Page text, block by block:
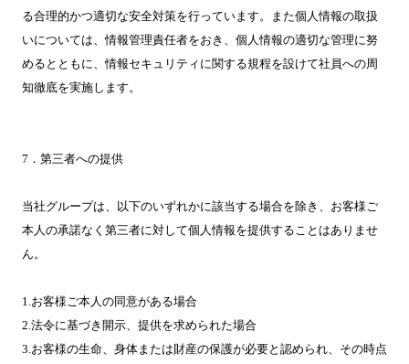
る合理的かつ適切な安全対策を行っています。また個人情報の取扱
いについては、情報管理責任者をおき、個人情報の適切な管理に努
めるとともに、情報セキュリティに関する規程を設けて社員への周
知徹底を実施します。
7．第三者への提供
当社グループは、以下のいずれかに該当する場合を除き、お客様ご
本人の承諾なく第三者に対して個人情報を提供することはありませ
ん。
1.お客様ご本人の同意がある場合
2.法令に基づき開示、提供を求められた場合
3.お客様の生命、身体または財産の保護が必要と認められ、その時点